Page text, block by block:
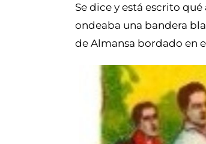
Se dice y está escrito
ondeaba una bandera
de Almansa bordado en